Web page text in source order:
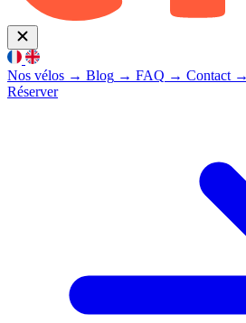
Nos vélos → Blog → FAQ → Contact →
Réserver